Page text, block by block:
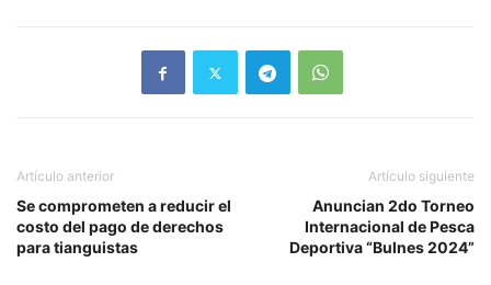
Artículo anterior
Se comprometen a reducir el
costo del pago de derechos
para tianguistas
Artículo siguiente
Anuncian 2do Torneo
Internacional de Pesca
Deportiva “Bulnes 2024”